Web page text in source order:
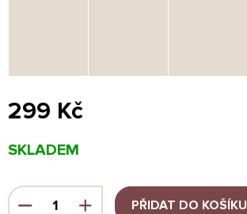
299 Kč
cena:
SKLADEM
PŘIDAT DO KOŠÍKU